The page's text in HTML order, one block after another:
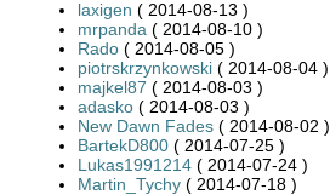
laxigen ( 2014-08-13 )
mrpanda ( 2014-08-10 )
Rado ( 2014-08-05 )
piotrskrzynkowski ( 2014-08-04 )
majkel87 ( 2014-08-03 )
adasko ( 2014-08-03 )
New Dawn Fades ( 2014-08-02 )
BartekD800 ( 2014-07-25 )
Lukas1991214 ( 2014-07-24 )
Martin_Tychy ( 2014-07-18 )